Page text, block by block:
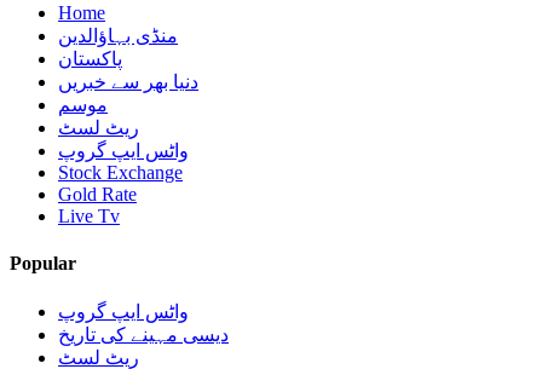
Home
منڈی بہاؤالدین
پاکستان
دنیا بھر سے خبریں
موسم
ریٹ لسٹ
واٹس ایپ گروپ
Stock Exchange
Gold Rate
Live Tv
Popular
واٹس ایپ گروپ
دیسی مہینے کی تاریخ
ریٹ لسٹ